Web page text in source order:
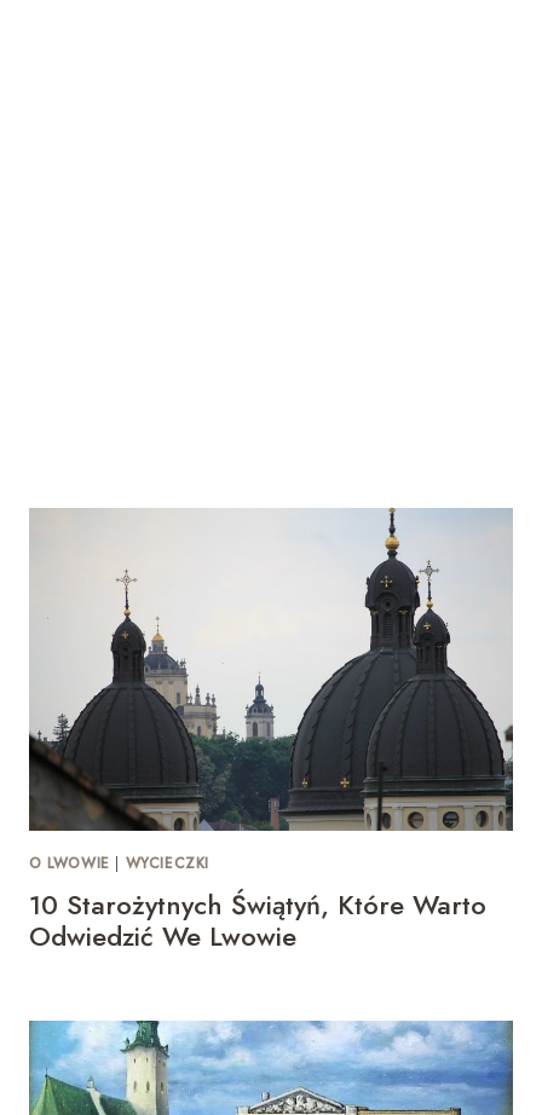
O LWOWIE | WYCIECZKI
10 Starożytnych Świątyń, Które Warto
Odwiedzić We Lwowie